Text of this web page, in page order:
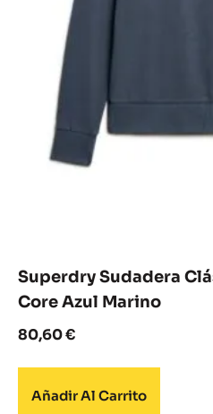
Superdry Sudadera
Core Azul Marino
80,60€
Añadir Al Carrito